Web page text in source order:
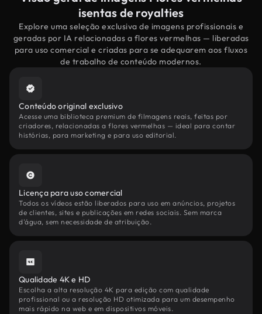
isentas de royalties
Explore uma seleção exclusiva de imagens profissionais e
geradas por IA relacionadas a flores vermelhas — liberadas
para uso comercial e criadas para se adequarem aos fluxos
de trabalho de conteúdo modernos.
Conteúdo original exclusivo
Acesse uma biblioteca premium de filmagens reais, feitas por
criadores, relacionadas a flores vermelhas — ideal para contar
histórias, para marketing e para uso editorial.
Licença para uso comercial
Todos os vídeos estão liberados para uso em anúncios, projetos
de clientes, sites e publicações em redes sociais. Sem marca
d'água, sem necessidade de atribuição.
Qualidade 4K e HD
Escolha a alta resolução 4K para edição com qualidade
profissional ou a resolução HD otimizada para um desempenho
mais rápido na web e em dispositivos móveis.